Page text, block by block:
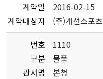
계약일
2016-02-15
계약대상자
(주)개선스포츠
번호
1110
구분
물품
관서명
본청